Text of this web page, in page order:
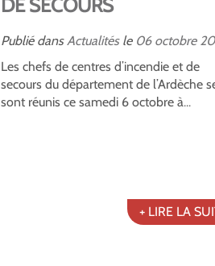
DE SECOURS
Publié dansActualitésle 06 octobre
Les chefs de centres d’incendie et de
secours du département de l’Ardèche
sont réunis ce samedi 6 octobre à...
+ LIRE LA